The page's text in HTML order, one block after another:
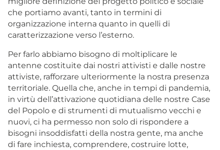
che portiamo avanti, tanto in termini di
organizzazione interna quanto in quelli di
caratterizzazione verso l’esterno.
Per farlo abbiamo bisogno di moltiplicare le
antenne costituite dai nostri attivisti e dalle nostre
attiviste, rafforzare ulteriormente la nostra presenza
territoriale. Quella che, anche in tempi di pandemia,
in virtù dell’attivazione quotidiana delle nostre Case
del Popolo e di strumenti di mutualismo vecchi e
nuovi, ci ha permesso non solo di rispondere a
bisogni insoddisfatti della nostra gente, ma anche
di fare inchiesta, comprendere, costruire lotte,